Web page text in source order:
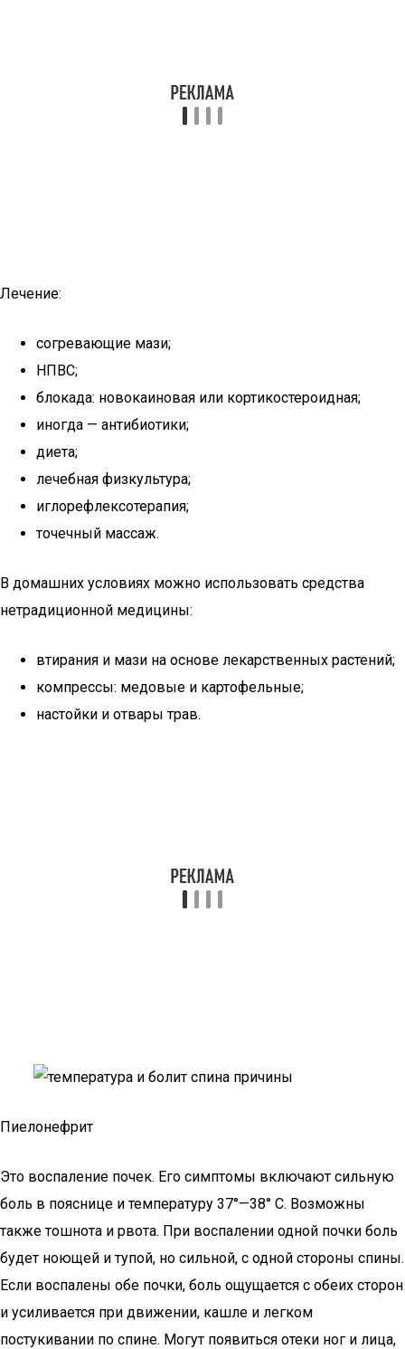
Лечение:
согревающие мази;
НПВС;
блокада: новокаиновая или кортикостероидная;
иногда — антибиотики;
диета;
лечебная физкультура;
иглорефлексотерапия;
точечный массаж.
В домашних условиях можно использовать средства
нетрадиционной медицины:
втирания и мази на основе лекарственных растений;
компрессы: медовые и картофельные;
настойки и отвары трав.
Пиелонефрит
Это воспаление почек. Его симптомы включают сильную
боль в пояснице и температуру 37°—38° С. Возможны
также тошнота и рвота. При воспалении одной почки боль
будет ноющей и тупой, но сильной, с одной стороны спины.
Если воспалены обе почки, боль ощущается с обеих сторон
и усиливается при движении, кашле и легком
постукивании по спине. Могут появиться отеки ног и лица,